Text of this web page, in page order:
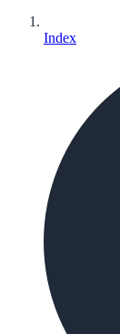
Index